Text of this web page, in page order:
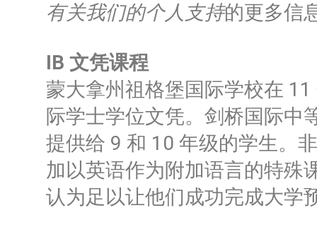
有关我们的个人支持的更多信
IB 文凭课程
蒙大拿州祖格堡国际学校在
际学士学位文凭。剑桥国际中
提供给 9 和 10 年级的学生。
加以英语作为附加语言的特殊
认为足以让他们成功完成大学